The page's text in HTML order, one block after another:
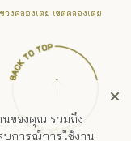
วงคลองเตย เขตคลองเตย
นของคุณ รวมถึง
บการณ์การใช้งาน